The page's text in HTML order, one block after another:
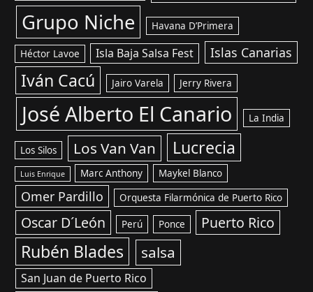
Grupo Niche Havana D’Primera
Héctor Lavoe Isla Baja Salsa Fest Islas Canarias
Iván Cacú Jairo Varela Jerry Rivera
José Alberto El Canario La India
Los Silos Los Van Van Lucrecia
Luis Enrique Marc Anthony Maykel Blanco
Omer Pardillo Orquesta Filarmónica de Puerto Rico
Oscar D´León Perú Ponce Puerto Rico
Rubén Blades salsa
San Juan de Puerto Rico